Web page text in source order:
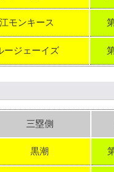
モンキース
ージェーイズ
三塁側
黒潮